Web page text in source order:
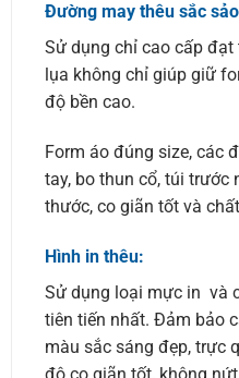
Đường may thêu sắc
Sử dụng chỉ cao cấp
lụa không chỉ giúp giữ
độ bền cao.
Form áo đúng size, các
tay, bo thun cổ, túi trước
thước, co giãn tốt và
Hình in thêu:
Sử dụng loại mực in và
tiên tiến nhất. Đảm bảo
màu sắc sáng đẹp, trực
độ co giãn tốt, không